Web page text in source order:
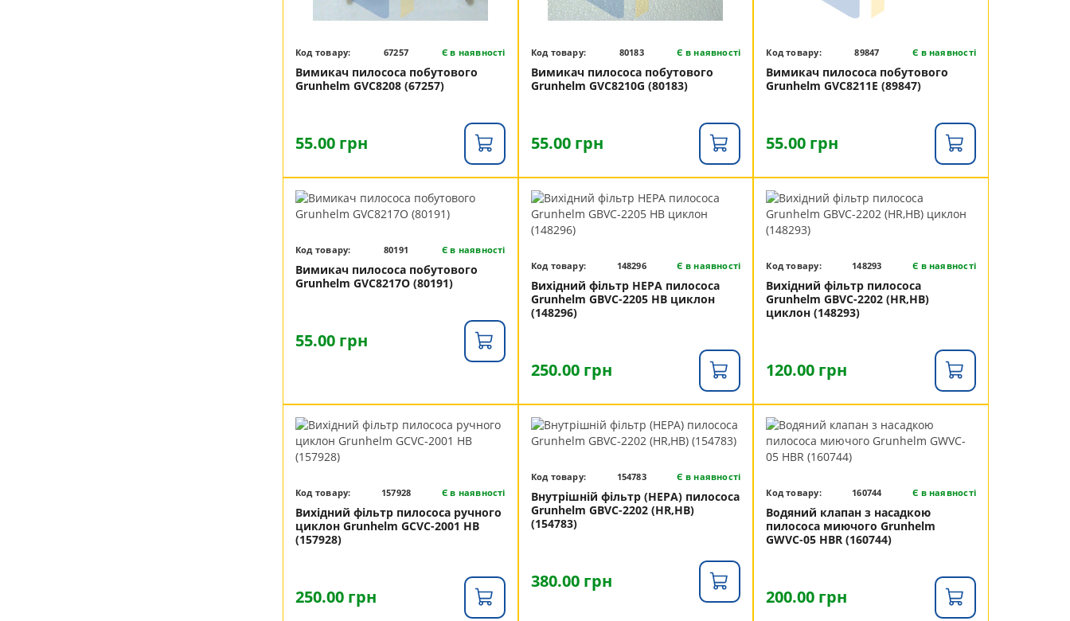
Код товару: 67257 Є в наявності
Вимикач пилососа побутового
Grunhelm GVC8208 (67257)
55.00 грн
Код товару: 80183 Є в наявності
Вимикач пилососа побутового
Grunhelm GVC8210G (80183)
55.00 грн
Код товару: 89847 Є в наявності
Вимикач пилососа побутового
Grunhelm GVC8211E (89847)
55.00 грн
Код товару: 80191 Є в наявності
Вимикач пилососа побутового
Grunhelm GVC8217O (80191)
55.00 грн
Код товару: 148296 Є в наявності
Вихідний фільтр HEPA пилососа
Grunhelm GBVC-2205 HB циклон
(148296)
250.00 грн
Код товару: 148293 Є в наявності
Вихідний фільтр пилососа
Grunhelm GBVC-2202 (HR,HB)
циклон (148293)
120.00 грн
Код товару: 157928 Є в наявності
Вихідний фільтр пилососа ручного
циклон Grunhelm GCVC-2001 HB
(157928)
250.00 грн
Код товару: 154783 Є в наявності
Внутрішній фільтр (НЕРА) пилососа
Grunhelm GBVC-2202 (HR,HB)
(154783)
380.00 грн
Код товару: 160744 Є в наявності
Водяний клапан з насадкою
пилососа миючого Grunhelm
GWVC-05 HBR (160744)
200.00 грн